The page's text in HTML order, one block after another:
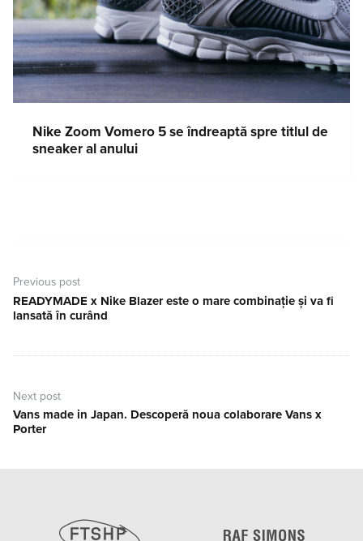
Nike Zoom Vomero 5 se îndreaptă spre titlul de
sneaker al anului
în
articole
Previous post
Previous
post:
READYMADE x Nike Blazer este o mare combinație și va fi
lansată în curând
Next post
Next
post:
Vans made in Japan. Descoperă noua colaborare Vans x
Porter